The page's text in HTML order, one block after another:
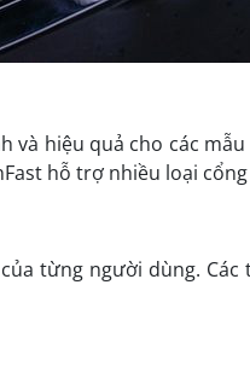
hiệu quả cho các
hỗ trợ nhiều loại
từng người dùng.